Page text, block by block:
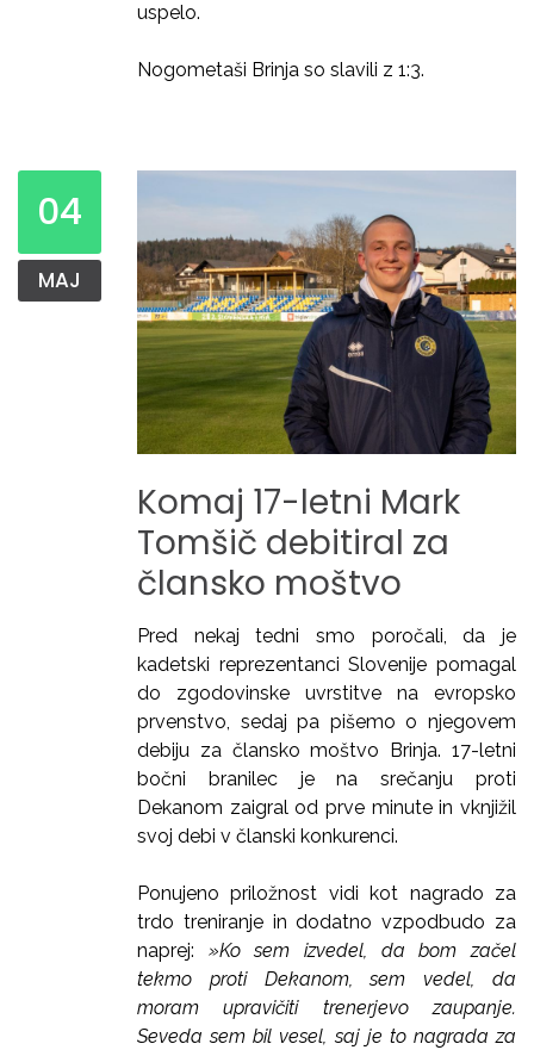
uspelo.
Nogometaši Brinja so slavili z 1:3.
04
MAJ
Komaj 17-letni Mark
Tomšič debitiral za
člansko moštvo
Pred nekaj tedni smo poročali, da je
kadetski reprezentanci Slovenije pomagal
do zgodovinske uvrstitve na evropsko
prvenstvo, sedaj pa pišemo o njegovem
debiju za člansko moštvo Brinja. 17-letni
bočni branilec je na srečanju proti
Dekanom zaigral od prve minute in vknjižil
svoj debi v članski konkurenci.
Ponujeno priložnost vidi kot nagrado za
trdo treniranje in dodatno vzpodbudo za
naprej: »Ko sem izvedel, da bom začel
tekmo proti Dekanom, sem vedel, da
moram upravičiti trenerjevo zaupanje.
Seveda sem bil vesel, saj je to nagrada za